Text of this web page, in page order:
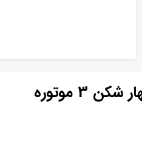
موتوره